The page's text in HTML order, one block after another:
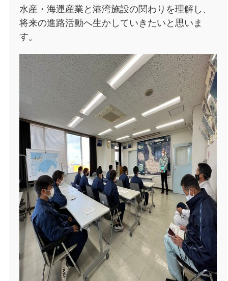
水産・海運産業と港湾施設の関わりを理解し、
将来の進路活動へ生かしていきたいと思いま
す。